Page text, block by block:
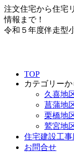
注文住宅から住宅
情報まで！
令和５年度伴走型
TOP
カテゴリー
久喜地
菖蒲地
栗橋地
鷲宮地
住宅建設工事
お問合せ